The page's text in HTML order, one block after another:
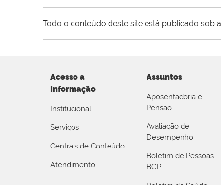
Todo o conteúdo deste site está publicado sob
Acesso a
Informação
Institucional
Serviços
Centrais de Conteúdo
Atendimento
Assuntos
Aposentadoria e
Pensão
Avaliação de
Desempenho
Boletim de Pessoas -
BGP